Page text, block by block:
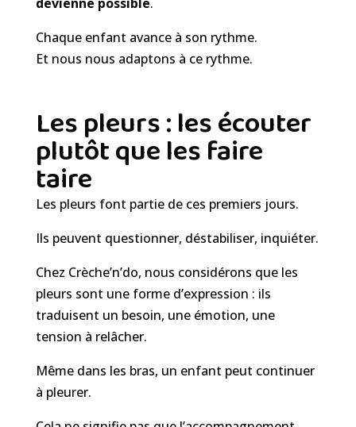
Chaque enfant avance à son rythme.
Et nous nous adaptons à ce rythme.
Les pleurs : les écouter
plutôt que les faire
taire
Les pleurs font partie de ces premiers jours.
Ils peuvent questionner, déstabiliser, inquiéter.
Chez Crèche’n’do, nous considérons que les
pleurs sont une forme d’expression : ils
traduisent un besoin, une émotion, une
tension à relâcher.
Même dans les bras, un enfant peut continuer
à pleurer.